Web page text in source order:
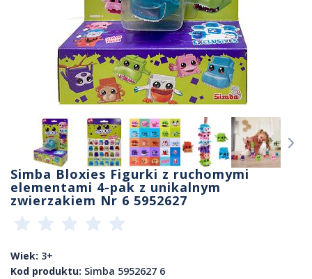
Simba Bloxies Figurki z ruchomymi
elementami 4-pak z unikalnym
zwierzakiem Nr 6 5952627
Wiek: 3+
Kod produktu: Simba 5952627 6